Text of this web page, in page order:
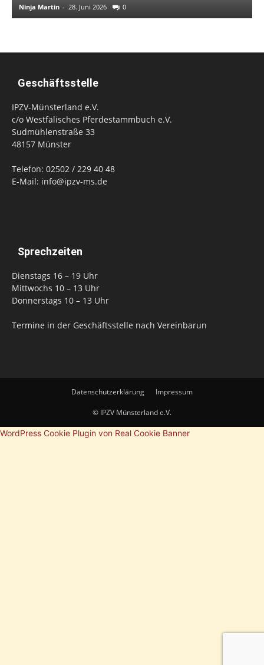
Ninja Martin - 28. Juni 2026 0
Geschäftsstelle
IPZV-Münsterland e.V.
c/o Westfälisches Pferdestammbuch e.V.
Sudmühlenstraße 33
48157 Münster
Telefon: 02502 / 229 40 48
E-Mail: info@ipzv-ms.de
Sprechzeiten
Dienstags 16 – 19 Uhr
Mittwochs 10 – 13 Uhr
Donnerstags 10 – 13 Uhr
Termine in der Geschäftsstelle nach Vereinbarun
Datenschutzerklärung Impressum
© IPZV Münsterland e.V.
WordPress Cookie Plugin von Real Cookie Banner